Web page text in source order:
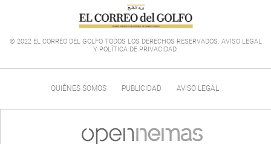
© 2022 EL CORREO DEL GOLFO TODOS LOS DERECHOS RESERVADOS. AVISO LEGAL
Y POLÍTICA DE PRIVACIDAD.
QUIÉNES SOMOS PUBLICIDAD AVISO LEGAL